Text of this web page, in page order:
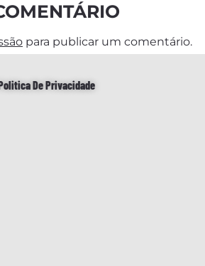
para publicar um comentário.
De Privacidade